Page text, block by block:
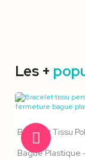
Les +
Bracelet Tissu
Bague Plastique